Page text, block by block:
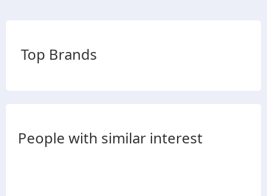
Top Brands
People with similar interest